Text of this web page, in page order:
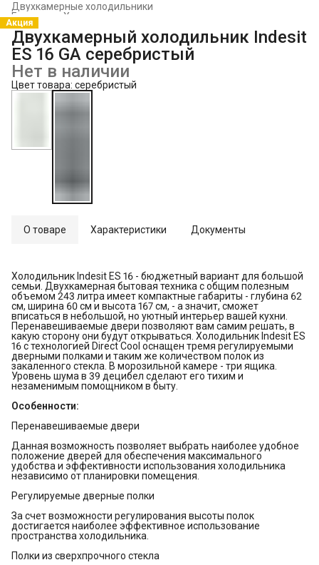
Двухкамерные холодильники
Холодильники и морозильники
Главная
Акция
Двухкамерный холодильник Indesit
ES 16 GA серебристый
Нет в наличии
Цвет товара: серебристый
О товаре Характеристики Документы
Холодильник Indesit ES 16 - бюджетный вариант для большой
семьи. Двухкамерная бытовая техника с общим полезным
объемом 243 литра имеет компактные габариты - глубина 62
см, ширина 60 см и высота 167 см, - а значит, сможет
вписаться в небольшой, но уютный интерьер вашей кухни.
Перенавешиваемые двери позволяют вам самим решать, в
какую сторону они будут открываться. Холодильник Indesit ES
16 с технологией Direct Cool оснащен тремя регулируемыми
дверными полками и таким же количеством полок из
закаленного стекла. В морозильной камере - три ящика.
Уровень шума в 39 децибел сделают его тихим и
незаменимым помощником в быту.
Особенности:
Перенавешиваемые двери
Данная возможность позволяет выбрать наиболее удобное
положение дверей для обеспечения максимального
удобства и эффективности использования холодильника
независимо от планировки помещения.
Регулируемые дверные полки
За счет возможности регулирования высоты полок
достигается наиболее эффективное использование
пространства холодильника.
Полки из сверхпрочного стекла